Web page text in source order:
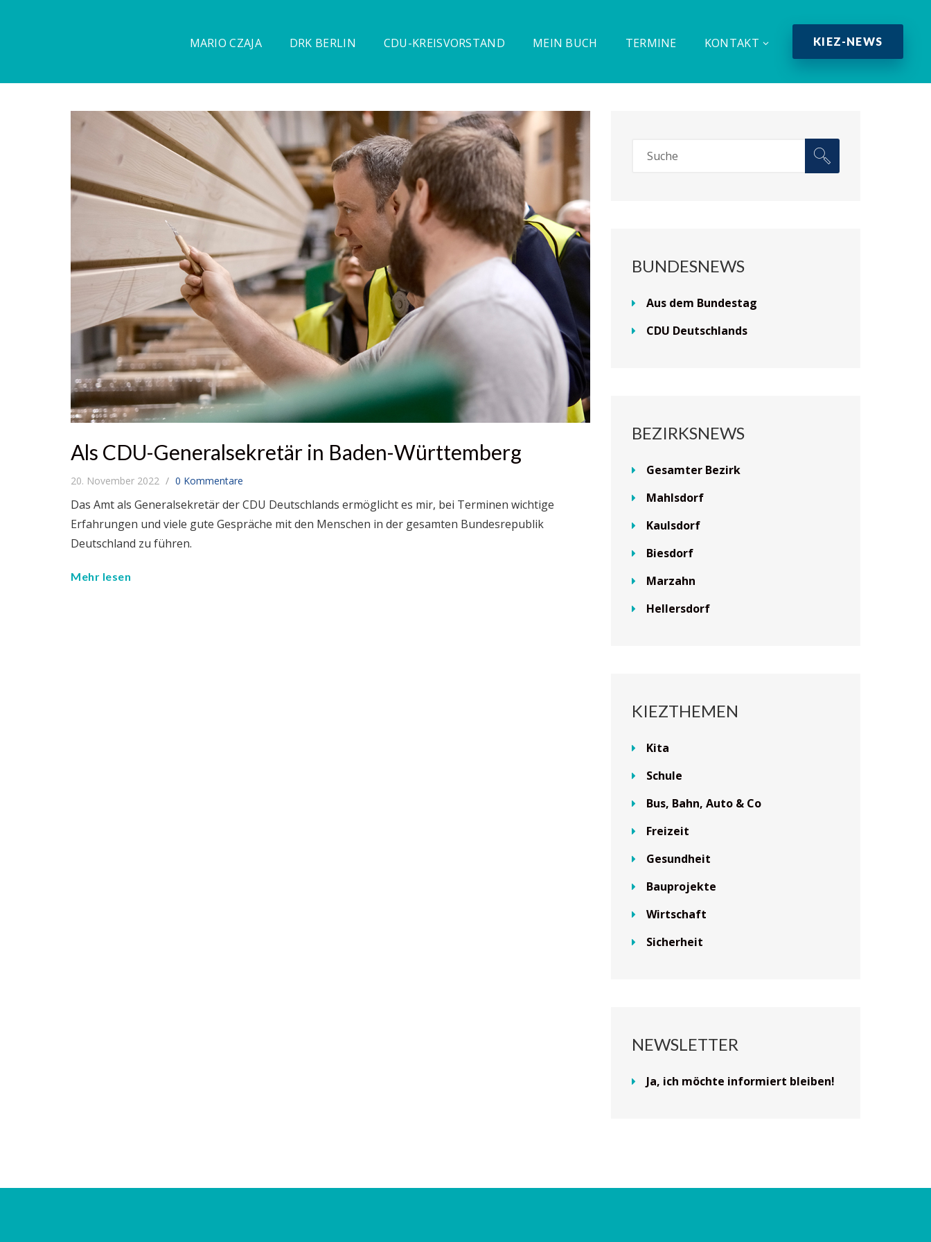
MARIO CZAJA DRK BERLIN CDU-KREISVORSTAND MEIN BUCH TERMINE KONTAKT KIEZ-NEWS
Als CDU-Generalsekretär in Baden-Württemberg
20. November 2022 0 Kommentare
Das Amt als Generalsekretär der CDU Deutschlands ermöglicht es mir, bei Terminen wichtige
Erfahrungen und viele gute Gespräche mit den Menschen in der gesamten Bundesrepublik
Deutschland zu führen.
Mehr lesen
BUNDESNEWS
Aus dem Bundestag
CDU Deutschlands
BEZIRKSNEWS
Gesamter Bezirk
Mahlsdorf
Kaulsdorf
Biesdorf
Marzahn
Hellersdorf
KIEZTHEMEN
Kita
Schule
Bus, Bahn, Auto & Co
Freizeit
Gesundheit
Bauprojekte
Wirtschaft
Sicherheit
NEWSLETTER
Ja, ich möchte informiert bleiben!